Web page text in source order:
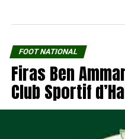
FOOT NATIONAL
Firas Ben
Club Sportif